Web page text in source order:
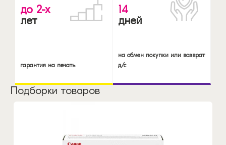
до 2-х
лет
гарантия на печать
14
дней
на обмен покупки или возврат
д/с
Подборки товаров